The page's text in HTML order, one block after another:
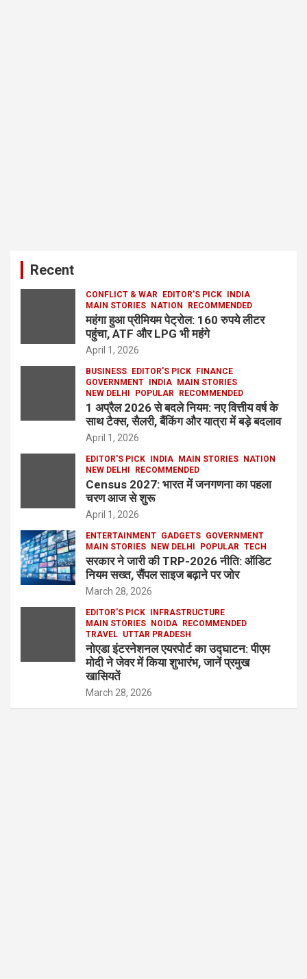
Recent
CONFLICT & WAR EDITOR'S PICK
INDIA
MAIN STORIES
NATION RECOMMENDED
महंगा हुआ प्रीमियम पेट्रोल: 160 रुपये लीटर
पहुंचा, ATF और LPG भी महंगे
April 1, 2026
BUSINESS EDITOR'S PICK
FINANCE
GOVERNMENT
INDIA
MAIN STORIES
NEW DELHI
POPULAR RECOMMENDED
1 अप्रैल 2026 से बदले नियम: नए वित्तीय वर्ष के
साथ टैक्स, सैलरी, बैंकिंग और यात्रा में बड़े बदलाव
April 1, 2026
EDITOR'S PICK INDIA MAIN STORIES
NATION
NEW DELHI
RECOMMENDED
Census 2027: भारत में जनगणना का पहला
चरण आज से शुरू
April 1, 2026
ENTERTAINMENT GADGETS GOVERNMENT
MAIN STORIES
NEW DELHI POPULAR TECH
सरकार ने जारी की TRP-2026 नीति: ऑडिट
नियम सख्त, सैंपल साइज बढ़ाने पर जोर
March 28, 2026
EDITOR'S PICK
INFRASTRUCTURE
MAIN STORIES
NOIDA
RECOMMENDED
TRAVEL UTTAR PRADESH
नोएडा इंटरनेशनल एयरपोर्ट का उद्घाटन: पीएम
मोदी ने जेवर में किया शुभारंभ, जानें प्रमुख
खासियतें
March 28, 2026